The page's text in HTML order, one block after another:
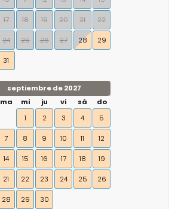
17 18 19 20 21 22
24 25 26 27 28 29
31
septiembre de 2027
ma mi ju vi sá
do
1
2 3 4 5
7 8 9 10 11 12
14 15 16 17 18 19
21 22 23 24 25 26
28 29 30